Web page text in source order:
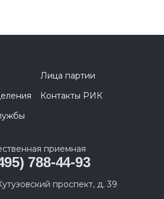
Лица партии
Контакты РИК
приемная
788-44-93
проспект, д. 39